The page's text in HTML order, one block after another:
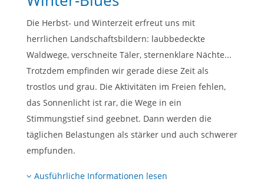
Die Herbst- und Winterzeit erfreut uns mit
herrlichen Landschaftsbildern: laubbedeckte
Waldwege, verschneite Täler, sternenklare Nächte...
Trotzdem empfinden wir gerade diese Zeit als
trostlos und grau. Die Aktivitäten im Freien fehlen,
das Sonnenlicht ist rar, die Wege in ein
Stimmungstief sind geebnet. Dann werden die
täglichen Belastungen als stärker und auch schwerer
empfunden.
Ausführliche Informationen lesen